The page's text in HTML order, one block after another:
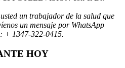
un trabajador de la salud que
un mensaje por WhatsApp
+ 1347-322-0415.
HOY